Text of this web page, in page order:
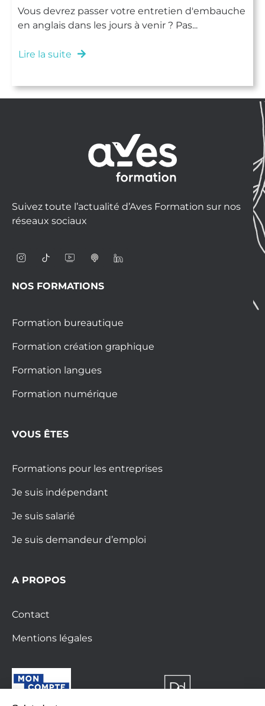
Vous devrez passer votre entretien d'embauche
en anglais dans les jours à venir ? Pas...
Lire la suite
Suivez toute l’actualité d’Aves Formation sur nos
réseaux sociaux
NOS FORMATIONS
Formation bureautique
Formation création graphique
Formation langues
Formation numérique
VOUS ÊTES
Formations pour les entreprises
Je suis indépendant
Je suis salarié
Je suis demandeur d’emploi
A PROPOS
Contact
Mentions légales